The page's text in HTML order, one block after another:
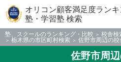
オリコン顧客満足度ラン
塾・学習塾 検索
塾、スクールのランキング・比較 校舎検
栃木県の市区町村検索
佐野市周辺の校
佐野市周